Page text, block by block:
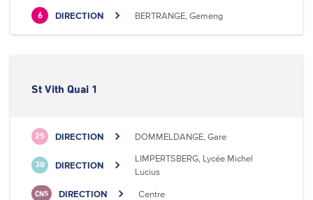
6 DIRECTION BERTRANGE, Gemeng
St Vith Quai 1
25 DIRECTION DOMMELDANGE, Gare
30 DIRECTION
LIMPERTSBERG, Lycée Michel
Lucius
CN5 DIRECTION Centre